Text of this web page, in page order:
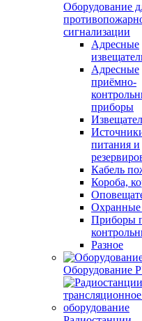
Оборудование
сигнализации
Адресные
Адресные
приёмно-
приборы
питания и
Кабель
Короба,
Охранные
Приборы
Разное
Оборудование